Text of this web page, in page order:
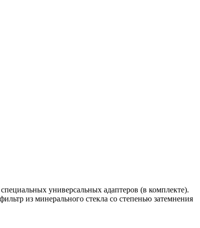
универсальных адаптеров (в комплекте).
из минерального стекла со степенью затемнения